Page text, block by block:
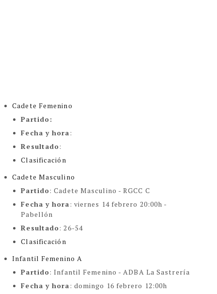
Cadete Femenino
Partido :
Fecha y hora:
Resultado:
Clasificación
Cadete Masculino
Partido: Cadete Masculino - RGCC C
Fecha y hora: viernes 14 febrero 20:00h -
Pabellón
Resultado: 26-54
Clasificación
Infantil Femenino A
Partido: Infantil Femenino - ADBA La Sastrería
Fecha y hora: domingo 16 febrero 12:00h